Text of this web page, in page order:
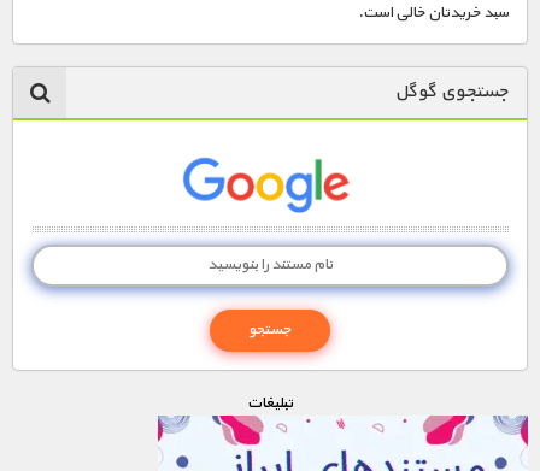
سبد خریدتان خالی است.
جستجوی گوگل
تبليغات